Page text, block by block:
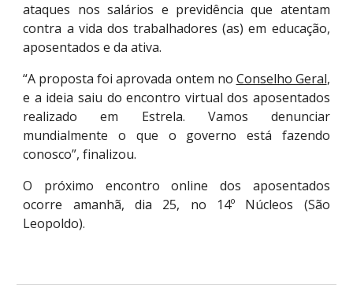
ataques nos salários e previdência que atentam
contra a vida dos trabalhadores (as) em educação,
aposentados e da ativa.
“A proposta foi aprovada ontem no Conselho Geral,
e a ideia saiu do encontro virtual dos aposentados
realizado em Estrela. Vamos denunciar
mundialmente o que o governo está fazendo
conosco”, finalizou.
O próximo encontro online dos aposentados
ocorre amanhã, dia 25, no 14º Núcleos (São
Leopoldo).